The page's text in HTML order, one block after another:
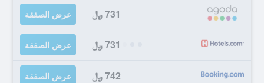
731 ﷼ عرض الصفقة
731 ﷼ عرض الصفقة
742 ﷼ عرض الصفقة